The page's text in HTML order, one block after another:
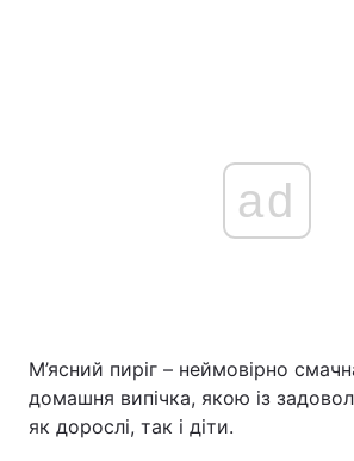
Головна Війна
ad
М’ясний пиріг – неймовірно
домашня випічка, якою із
як дорослі, так і діти.